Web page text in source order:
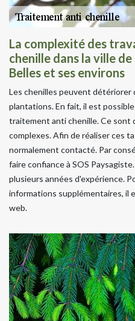
La complexité des
chenille dans la ville
Belles et ses environs
Les chenilles peuvent détériorer
plantations. En fait, il est
traitement anti chenille. Ce sont
complexes. Afin de réaliser ces
normalement contacté. Par
faire confiance à SOS
plusieurs années d'expérience.
informations supplémentaires, il
web.